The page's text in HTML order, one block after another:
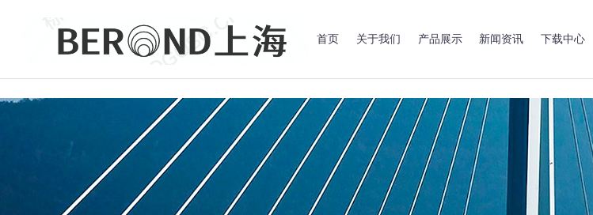
首页 关于我们 产品展示 新闻资讯 下载中心